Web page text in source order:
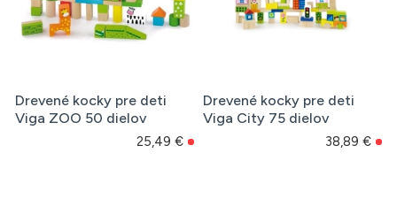
Drevené kocky pre deti
Viga ZOO 50 dielov
25,49 €
Drevené kocky pre deti
Viga City 75 dielov
38,89 €